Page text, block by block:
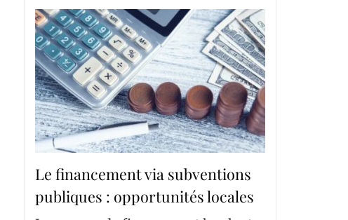
Le financement via subventions
publiques : opportunités locales